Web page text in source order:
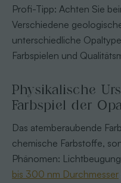
Profi-Tipp: Achten Sie
Verschiedene
unterschiedliche
Farbspielen und
Physikalische
Farbspiel der
Das atemberaubende
chemische Farbstoffe,
Phänomen:
bis 300 nm Durchmesser